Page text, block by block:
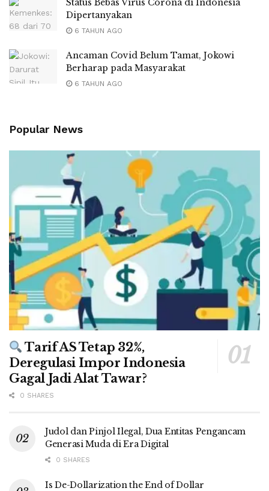
Status Bebas Virus Corona di Indonesia
Dipertanyakan
6 TAHUN AGO
Ancaman Covid Belum Tamat, Jokowi
Berharap pada Masyarakat
6 TAHUN AGO
Popular News
Tarif AS Tetap 32%,
Deregulasi Impor Indonesia
Gagal Jadi Alat Tawar?
0 SHARES
Judol dan Pinjol Ilegal, Dua Entitas Pengancam
Generasi Muda di Era Digital
0 SHARES
Is De-Dollarization the End of Dollar